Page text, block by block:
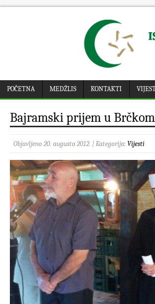
POČETNA MEDŽLIS KONTAKTI
Bajramski prijem u Brčkom
Objavljeno 20. augusta 2012. | Kategorija: Vijesti